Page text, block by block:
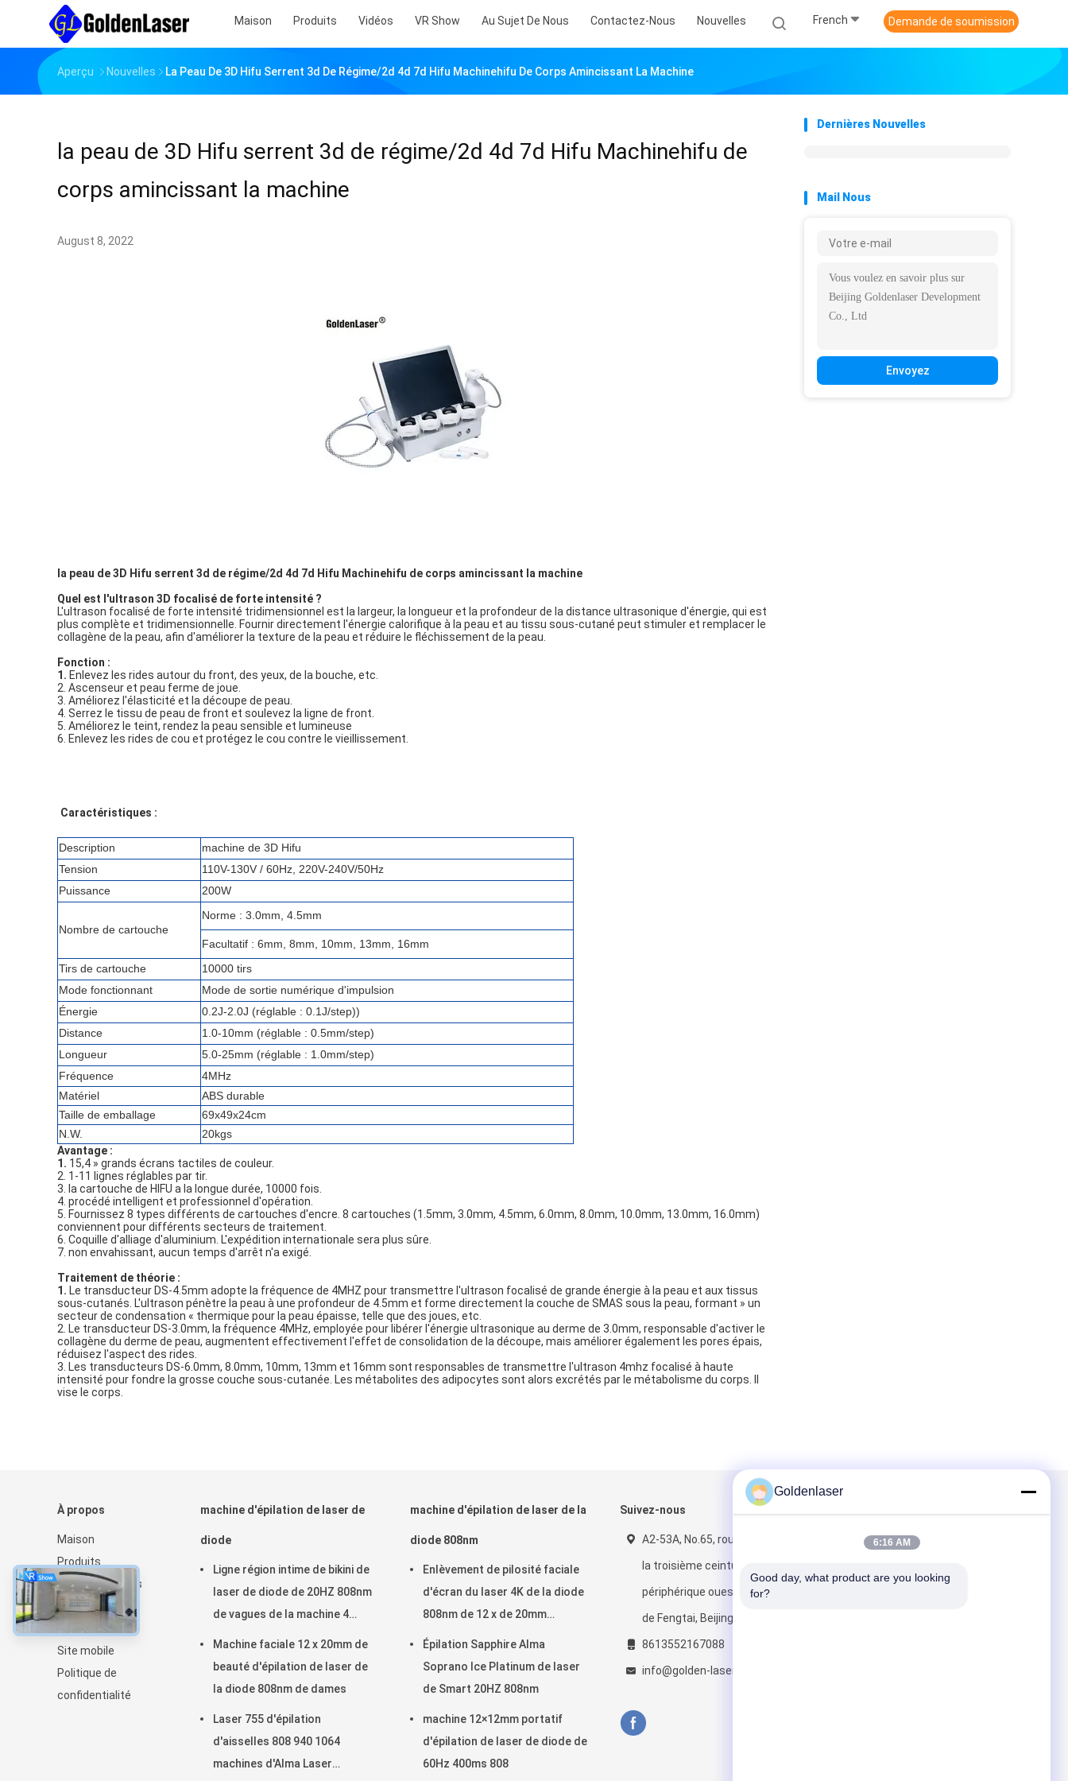
Maison Produits Vidéos VR Show Au Sujet De Nous Contactez-Nous Nouvelles French Demande de soumission
Aperçu Nouvelles La Peau De 3D Hifu Serrent 3d De Régime/2d 4d 7d Hifu Machinehifu De Corps Amincissant La Machine
la peau de 3D Hifu serrent 3d de régime/2d 4d 7d Hifu Machinehifu de
corps amincissant la machine
August 8, 2022
la peau de 3D Hifu serrent 3d de régime/2d 4d 7d Hifu Machinehifu de corps amincissant la machine
Quel est l'ultrason 3D focalisé de forte intensité ?
L'ultrason focalisé de forte intensité tridimensionnel est la largeur, la longueur et la profondeur de la distance ultrasonique d'énergie, qui est
plus complète et tridimensionnelle. Fournir directement l'énergie calorifique à la peau et au tissu sous-cutané peut stimuler et remplacer le
collagène de la peau, afin d'améliorer la texture de la peau et réduire le fléchissement de la peau.
Fonction :
1. Enlevez les rides autour du front, des yeux, de la bouche, etc.
2. Ascenseur et peau ferme de joue.
3. Améliorez l'élasticité et la découpe de peau.
4. Serrez le tissu de peau de front et soulevez la ligne de front.
5. Améliorez le teint, rendez la peau sensible et lumineuse
6. Enlevez les rides de cou et protégez le cou contre le vieillissement.
Caractéristiques :
Description
machine de 3D Hifu
Tension
110V-130V / 60Hz, 220V-240V/50Hz
Puissance
200W
Nombre de cartouche
Norme : 3.0mm, 4.5mm
Facultatif : 6mm, 8mm, 10mm, 13mm, 16mm
Tirs de cartouche
10000 tirs
Mode fonctionnant
Mode de sortie numérique d'impulsion
Énergie
0.2J-2.0J (réglable : 0.1J/step))
Distance
1.0-10mm (réglable : 0.5mm/step)
Longueur
5.0-25mm (réglable : 1.0mm/step)
Fréquence
4MHz
Matériel
ABS durable
Taille de emballage
69x49x24cm
N.W.
20kgs
Avantage :
1. 15,4 » grands écrans tactiles de couleur.
2. 1-11 lignes réglables par tir.
3. la cartouche de HIFU a la longue durée, 10000 fois.
4. procédé intelligent et professionnel d'opération.
5. Fournissez 8 types différents de cartouches d'encre. 8 cartouches (1.5mm, 3.0mm, 4.5mm, 6.0mm, 8.0mm, 10.0mm, 13.0mm, 16.0mm)
conviennent pour différents secteurs de traitement.
6. Coquille d'alliage d'aluminium. L'expédition internationale sera plus sûre.
7. non envahissant, aucun temps d'arrêt n'a exigé.
Traitement de théorie :
1. Le transducteur DS-4.5mm adopte la fréquence de 4MHZ pour transmettre l'ultrason focalisé de grande énergie à la peau et aux tissus
sous-cutanés. L'ultrason pénètre la peau à une profondeur de 4.5mm et forme directement la couche de SMAS sous la peau, formant » un
secteur de condensation « thermique pour la peau épaisse, telle que des joues, etc.
2. Le transducteur DS-3.0mm, la fréquence 4MHz, employée pour libérer l'énergie ultrasonique au derme de 3.0mm, responsable d'activer le
collagène du derme de peau, augmentent effectivement l'effet de consolidation de la découpe, mais améliorer également les pores épais,
réduisez l'aspect des rides.
3. Les transducteurs DS-6.0mm, 8.0mm, 10mm, 13mm et 16mm sont responsables de transmettre l'ultrason 4mhz focalisé à haute
intensité pour fondre la grosse couche sous-cutanée. Les métabolites des adipocytes sont alors excrétés par le métabolisme du corps. Il
vise le corps.
Dernières Nouvelles
Mail Nous
Envoyez
À propos
Maison
Produits
Au sujet de nous
Nouvelles
Plan du site
Site mobile
Politique de
confidentialité
machine d'épilation de laser de
diode
Ligne région intime de bikini de
laser de diode de 20HZ 808nm
de vagues de la machine 4
Machine faciale 12 x 20mm de
beauté d'épilation de laser de
la diode 808nm de dames
Laser 755 d'épilation
d'aisselles 808 940 1064
machines d'Alma Laser
machine d'épilation de laser de la
diode 808nm
Enlèvement de pilosité faciale
d'écran du laser 4K de la diode
808nm de 12 x de 20mm
naturellement permanent
Épilation Sapphire Alma
Soprano Ice Platinum de laser
de Smart 20HZ 808nm
machine 12×12mm portatif
d'épilation de laser de diode de
60Hz 400ms 808
Suivez-nous
A2-53A, No.65, route sud de
la troisième ceinture
périphérique ouest, district
de Fengtai, Beijing, Chine.
8613552167088
info@golden-laser.org
Goldenlaser
6:16 AM
Good day, what product are you looking
for?